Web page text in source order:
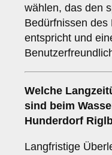
wählen, das den
Bedürfnissen des
entspricht und
Welche
sind beim
Hunderdorf
Langfristige